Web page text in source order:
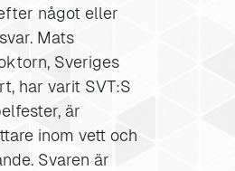
något eller
Mats
Sveriges
har varit SVT:S
är
inom vett och
Svaren är